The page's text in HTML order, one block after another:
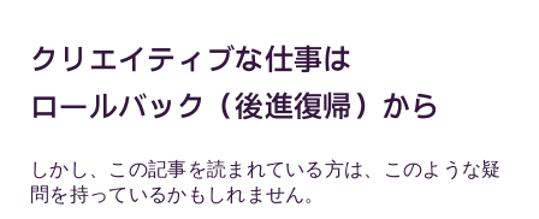
クリエイティブな仕事は
ロールバック（後進復帰）から
しかし、この記事を読まれている方は、このような疑
問を持っているかもしれません。